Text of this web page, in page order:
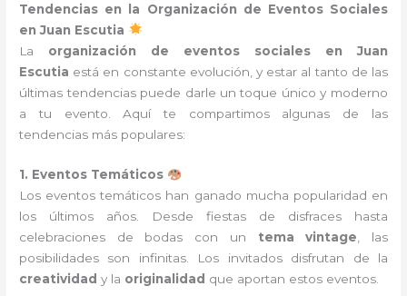
Tendencias en la Organización de Eventos Sociales
en Juan Escutia
La organización de eventos sociales en Juan
Escutia está en constante evolución, y estar al tanto de las
últimas tendencias puede darle un toque único y moderno
a tu evento. Aquí te compartimos algunas de las
tendencias más populares:
1. Eventos Temáticos
Los eventos temáticos han ganado mucha popularidad en
los últimos años. Desde fiestas de disfraces hasta
celebraciones de bodas con un tema vintage, las
posibilidades son infinitas. Los invitados disfrutan de la
creatividad y la originalidad que aportan estos eventos.